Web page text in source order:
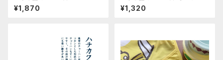
¥1,870 ¥1,320